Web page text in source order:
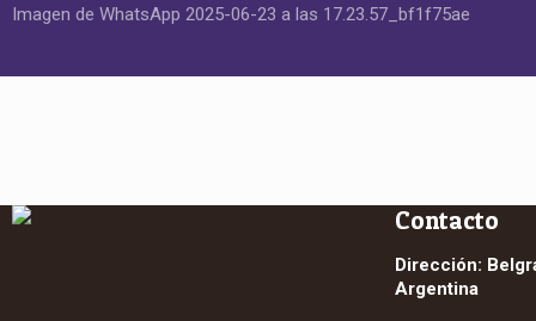
Imagen de WhatsApp 2025-06-23 a las 17.23.57_bf1f75ae
Contacto
Dirección:
Argentina